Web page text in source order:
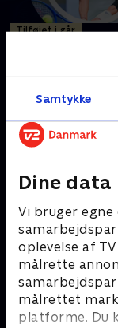
Samtykke
Dine data
Vi bruger egne
oplevelse af
målrette
målrettet
platforme. Du
Tilføjet i går
Tirante fra Montreal.
I går • 7 min
Andre så også